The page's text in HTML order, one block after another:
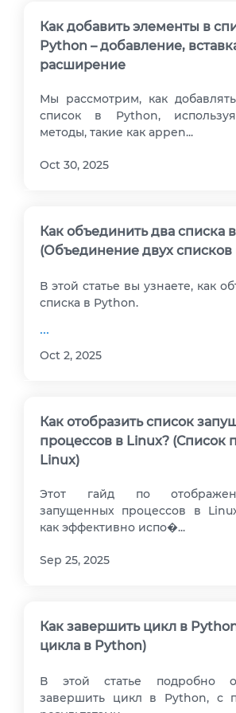
Как добавить элементы в
Python – добавление,
расширение
Мы рассмотрим, как
список в Python,
методы, такие как appen...
Oct 30, 2025
Как объединить два списка
(Объединение двух списков
В этой статье вы узнаете, как
списка в Python.
...
Oct 2, 2025
Как отобразить список
процессов в Linux? (Список
Linux)
Этот гайд по
запущенных процессов в
как эффективно испо�...
Sep 25, 2025
Как завершить цикл в
цикла в Python)
В этой статье подробно
завершить цикл в Python, с